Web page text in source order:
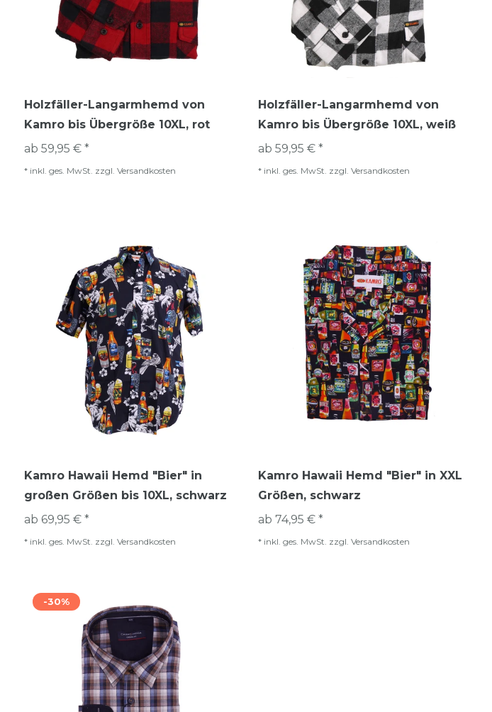
Holzfäller-Langarmhemd von
Kamro bis Übergröße 10XL, rot
ab 59,95 € *
* inkl. ges. MwSt. zzgl. Versandkosten
Holzfäller-Langarmhemd von
Kamro bis Übergröße 10XL, weiß
ab 59,95 € *
* inkl. ges. MwSt. zzgl. Versandkosten
Kamro Hawaii Hemd "Bier" in
großen Größen bis 10XL, schwarz
ab 69,95 € *
* inkl. ges. MwSt. zzgl. Versandkosten
Kamro Hawaii Hemd "Bier" in XXL
Größen, schwarz
ab 74,95 € *
* inkl. ges. MwSt. zzgl. Versandkosten
-30%